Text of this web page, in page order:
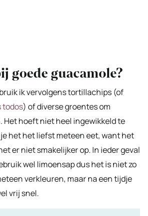
goede guacamole?
ik vervolgens tortillachips (of
todos) of diverse groentes om
Het hoeft niet heel ingewikkeld te
het het liefst meteen eet, want het
er niet smakelijker op. In ieder geval
wel limoensap dus het is niet zo
verkleuren, maar na een tijdje
vrij snel.